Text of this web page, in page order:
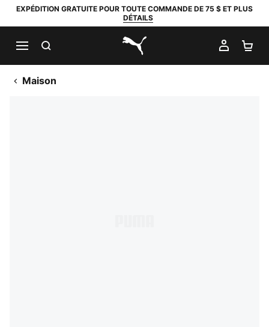
EXPÉDITION GRATUITE POUR TOUTE COMMANDE DE 75 $ ET PLUS
DÉTAILS
PUMA.com
MON
Maison